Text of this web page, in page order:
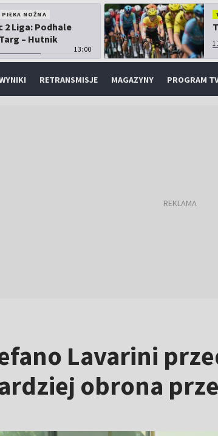
PIŁKA NOŻNA
2 Liga: Podhale
– Hutnik
13:00
RETRANSMISJE MAGAZYNY PROGRAM
Lavarini
obrona